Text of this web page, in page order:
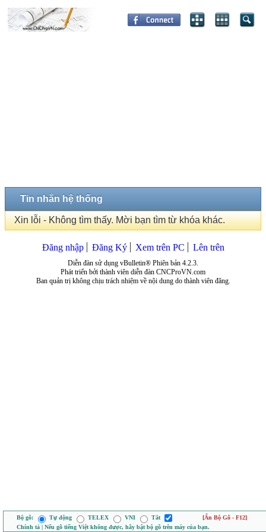
Tin nhắn hệ thống
Xin lỗi - Không tìm thấy. Mời bạn tìm từ khóa khác.
Đăng nhập Đăng Ký Xem trên PC Lên trên
Diễn đàn sử dụng vBulletin® Phiên bản 4.2.3.
Phát triển bởi thành viên diễn đàn CNCProVN.com
Ban quản trị không chịu trách nhiệm về nội dung do thành viên đăng.
Bộ gõ: Tự động TELEX VNI Tắt
[Ẩn Bộ Gõ - F12]
Chính tả | Nếu gõ tiếng Việt không được, hãy bật bộ gõ trên máy của bạn.